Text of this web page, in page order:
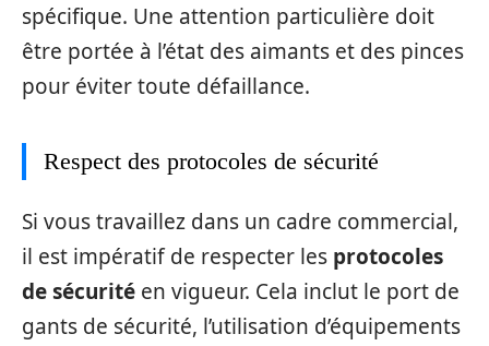
spécifique. Une attention particulière doit
être portée à l’état des aimants et des pinces
pour éviter toute défaillance.
Respect des protocoles de sécurité
Si vous travaillez dans un cadre commercial,
il est impératif de respecter les protocoles
de sécurité en vigueur. Cela inclut le port de
gants de sécurité, l’utilisation d’équipements